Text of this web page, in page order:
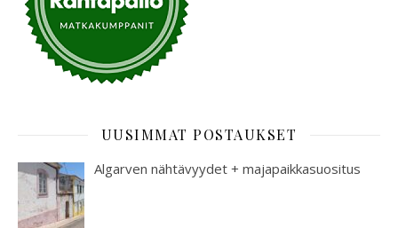
UUSIMMAT POSTAUKSET
Algarven nähtävyydet + majapaikkasuositus